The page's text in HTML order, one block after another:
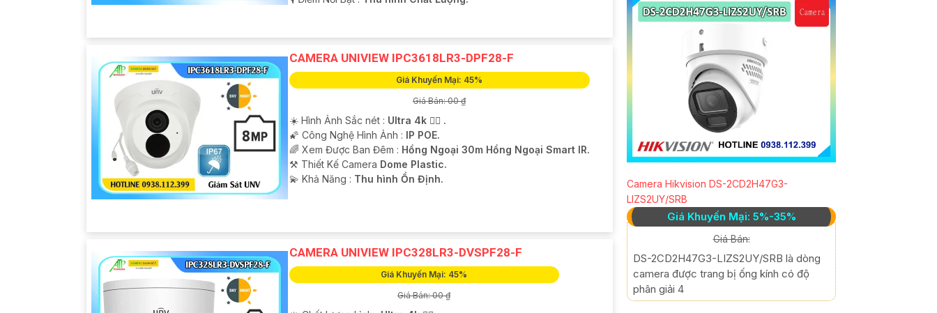
CAMERA UNIVIEW IPC3618LR3-DPF28-F
Giá Khuyến Mại: 45%
Giá Bán: 00 ₫
☀️ Hình Ảnh Sắc nét : Ultra 4k 👍🏾 .
🌠 Công Nghệ Hình Ảnh : IP POE.
🌈 Xem Được Ban Đêm : Hồng Ngoại 30m Hồng Ngoại Smart IR.
⚒ Thiết Kế Camera Dome Plastic.
️💫 Khả Năng : Thu hình Ổn Định.
CAMERA UNIVIEW IPC328LR3-DVSPF28-F
Giá Khuyến Mại: 45%
Giá Bán: 00 ₫
Camera Hikvision DS-2CD2H47G3-
LIZS2UY/SRB
Giá Khuyến Mại: 5%-35%
Giá Bán:
DS-2CD2H47G3-LIZS2UY/SRB là dòng
camera được trang bị ống kính có độ
phân giải 4